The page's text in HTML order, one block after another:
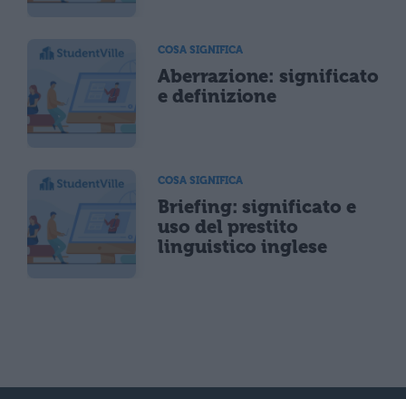
COSA SIGNIFICA
Aberrazione: significato
e definizione
COSA SIGNIFICA
Briefing: significato e
uso del prestito
linguistico inglese